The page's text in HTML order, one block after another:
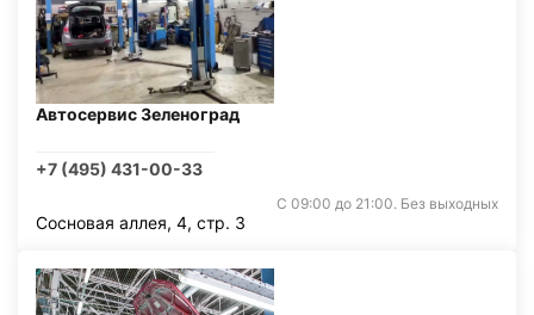
Автосервис Зеленоград
+7 (495) 431-00-33
С 09:00 до 21:00. Без выходных
Сосновая аллея, 4, стр. 3